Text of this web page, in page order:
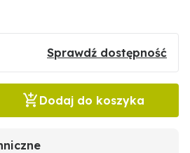
Sprawdź dostępność
Dodaj do koszyka